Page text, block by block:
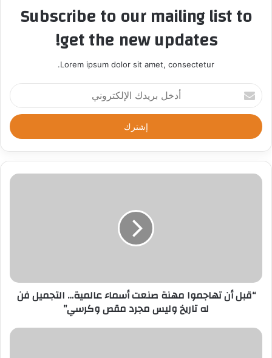
Subscribe to our mailing list to
get the new updates!
Lorem ipsum dolor sit amet, consectetur.
أ
د
خ
ل
ر
د
ر
“قبل أن تهاجموا مهنة صنعت أسماء عالمية… التجميل فن
له تاريخ وليس مجرد مقص وكرسي”